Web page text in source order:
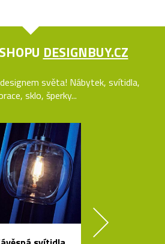
DESIGNBUY.CZ
světa! Nábytek, svítidla,
sklo, šperky...